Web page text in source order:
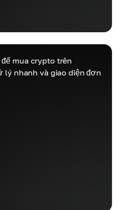
mua crypto trên
lý nhanh và giao diện đơn